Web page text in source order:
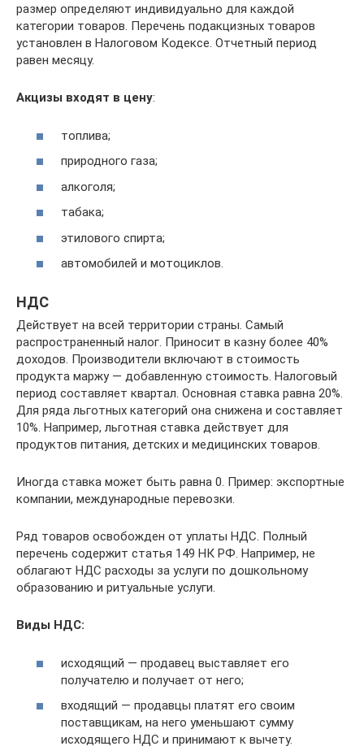
размер определяют индивидуально для каждой
категории товаров. Перечень подакцизных товаров
установлен в Налоговом Кодексе. Отчетный период
равен месяцу.
Акцизы входят в цену:
топлива;
природного газа;
алкоголя;
табака;
этилового спирта;
автомобилей и мотоциклов.
НДС
Действует на всей территории страны. Самый
распространенный налог. Приносит в казну более 40%
доходов. Производители включают в стоимость
продукта маржу — добавленную стоимость. Налоговый
период составляет квартал. Основная ставка равна 20%.
Для ряда льготных категорий она снижена и составляет
10%. Например, льготная ставка действует для
продуктов питания, детских и медицинских товаров.
Иногда ставка может быть равна 0. Пример: экспортные
компании, международные перевозки.
Ряд товаров освобожден от уплаты НДС. Полный
перечень содержит статья 149 НК РФ. Например, не
облагают НДС расходы за услуги по дошкольному
образованию и ритуальные услуги.
Виды НДС:
исходящий — продавец выставляет его
получателю и получает от него;
входящий — продавцы платят его своим
поставщикам, на него уменьшают сумму
исходящего НДС и принимают к вычету.